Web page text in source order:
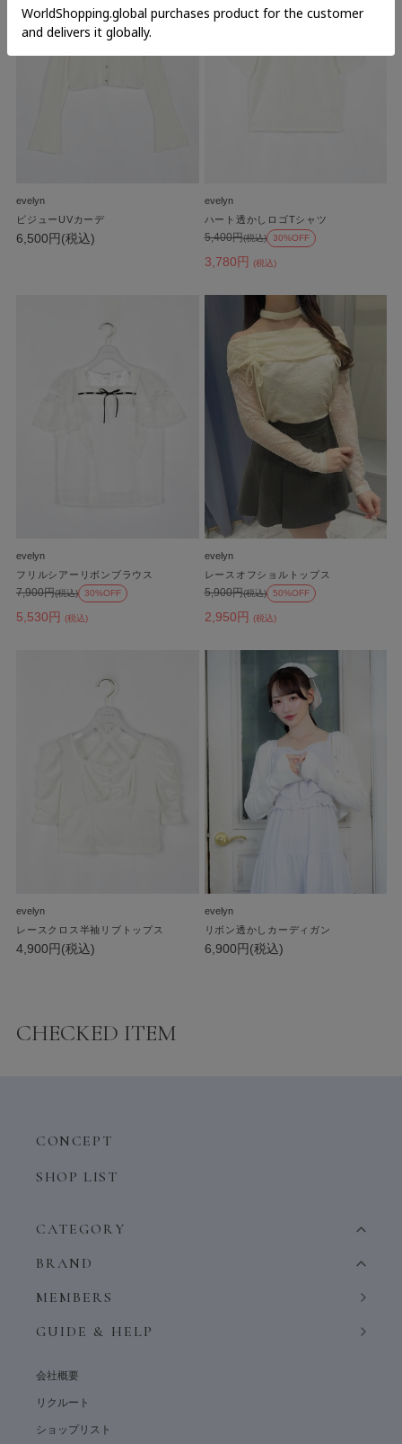
evelyn
ビジューUVカーデ
6,500円(税込)
evelyn
ハート透かしロゴTシャツ
3,780円 (税込)
5,400円(税込) 30%OFF
evelyn
フリルシアーリボンブラウス
5,530円 (税込)
7,900円(税込) 30%OFF
evelyn
レースオフショルトップス
2,950円 (税込)
5,900円(税込) 50%OFF
evelyn
レースクロス半袖リブトップス
4,900円(税込)
evelyn
リボン透かしカーディガン
6,900円(税込)
CHECKED ITEM
CONCEPT
SHOP LIST
CATEGORY
BRAND
MEMBERS
GUIDE & HELP
会社概要
リクルート
ショップリスト